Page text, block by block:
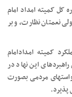
کل کمیته امداد امام
نعمتان نظارت، و بر
کمیته امدادامام
این نهاد در
خواستهای مردمی بصورت
پذیرد.